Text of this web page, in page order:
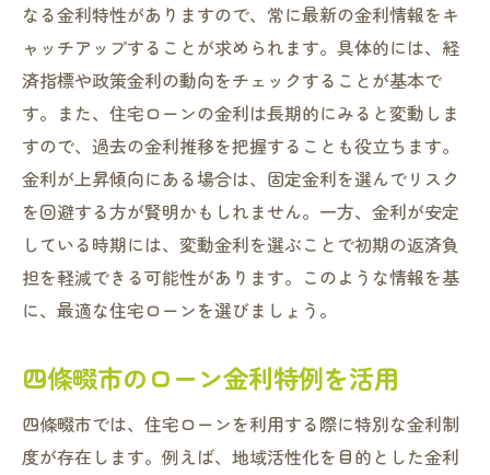
なる金利特性がありますので、常に最新の金利情報をキ
ャッチアップすることが求められます。具体的には、経
済指標や政策金利の動向をチェックすることが基本で
す。また、住宅ローンの金利は長期的にみると変動しま
すので、過去の金利推移を把握することも役立ちます。
金利が上昇傾向にある場合は、固定金利を選んでリスク
を回避する方が賢明かもしれません。一方、金利が安定
している時期には、変動金利を選ぶことで初期の返済負
担を軽減できる可能性があります。このような情報を基
に、最適な住宅ローンを選びましょう。
四條畷市のローン金利特例を活用
四條畷市では、住宅ローンを利用する際に特別な金利制
度が存在します。例えば、地域活性化を目的とした金利